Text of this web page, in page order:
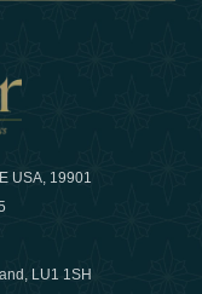
USA, 19901
LU1 1SH